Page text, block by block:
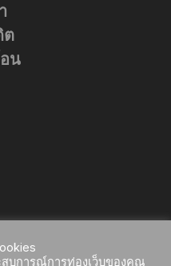
ต
น
สบการณ์การท่องเว็บของคุณ